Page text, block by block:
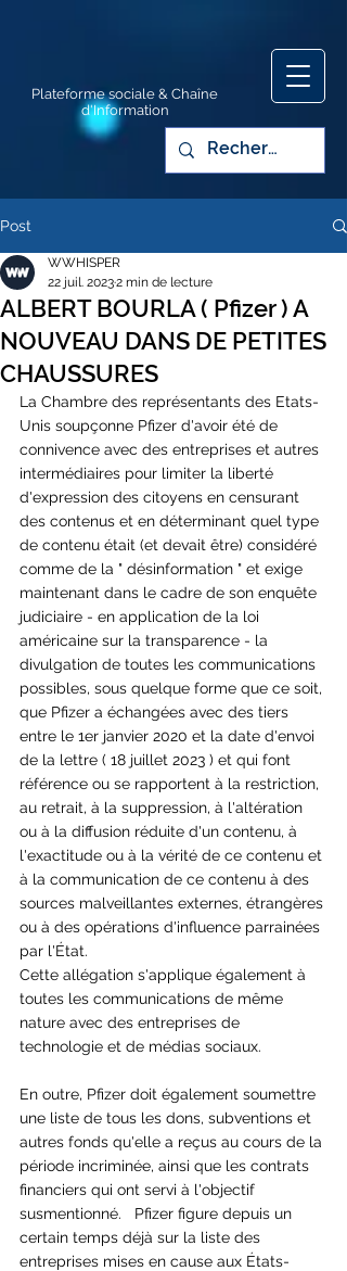
Plateforme sociale & Chaîne
d'Information
Post
ALBERT BOURLA ( Pfizer ) A
NOUVEAU DANS DE PETITES
CHAUSSURES
WWHISPER
22 juil. 20232 min de lecture
La Chambre des représentants des Etats-
Unis soupçonne Pfizer d'avoir été de
connivence avec des entreprises et autres
intermédiaires pour limiter la liberté
d'expression des citoyens en censurant
des contenus et en déterminant quel type
de contenu était (et devait être) considéré
comme de la " désinformation " et exige
maintenant dans le cadre de son enquête
judiciaire - en application de la loi
américaine sur la transparence - la
divulgation de toutes les communications
possibles, sous quelque forme que ce soit,
que Pfizer a échangées avec des tiers
entre le 1er janvier 2020 et la date d'envoi
de la lettre ( 18 juillet 2023 ) et qui font
référence ou se rapportent à la restriction,
au retrait, à la suppression, à l'altération
ou à la diffusion réduite d'un contenu, à
l'exactitude ou à la vérité de ce contenu et
à la communication de ce contenu à des
sources malveillantes externes, étrangères
ou à des opérations d'influence parrainées
par l'État.
Cette allégation s'applique également à
toutes les communications de même
nature avec des entreprises de
technologie et de médias sociaux.
En outre, Pfizer doit également soumettre
une liste de tous les dons, subventions et
autres fonds qu'elle a reçus au cours de la
période incriminée, ainsi que les contrats
financiers qui ont servi à l'objectif
susmentionné.   Pfizer figure depuis un
certain temps déjà sur la liste des
entreprises mises en cause aux États-